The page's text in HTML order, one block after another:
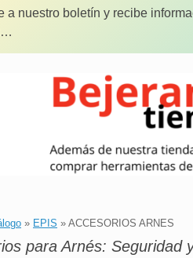
a nuestro boletín y recibe
» EPIS » ACCESORIOS ARNES
para Arnés: Seguridad